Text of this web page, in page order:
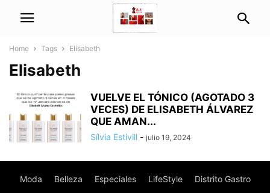
Home Tags Elisabeth
Elisabeth
VUELVE EL TÓNICO (AGOTADO 3
VECES) DE ELISABETH ÁLVAREZ
QUE AMAN...
Sílvia Estivill - julio 19, 2024
Moda Belleza Especiales LifeStyle Distrito Gastro